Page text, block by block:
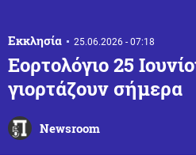
Εκκλησία 25.06.2026 - 07:18
Εορτολόγιο 25
γιορτάζουν σήμερα
Newsroom